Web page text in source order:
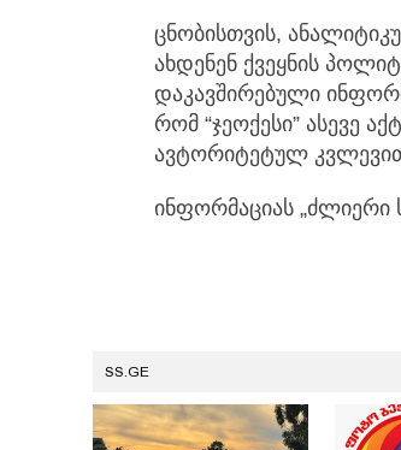
ცნობისთვის,
ახდენენ ქვეყნის
დაკავშირებული
რომ “ჯეოქესი” ასევე
ავტორიტეტულ
ინფორმაციას „ძლიერი
SS.GE